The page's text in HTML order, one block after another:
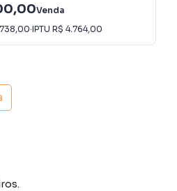
Venda
·IPTU R$ 4.764,00